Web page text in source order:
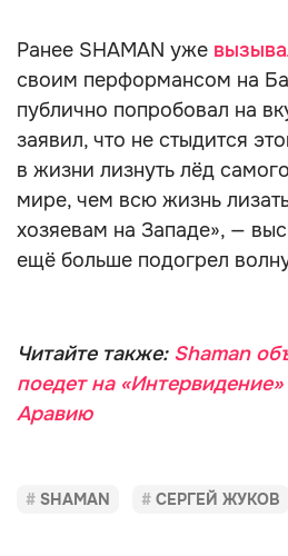
Ранее SHAMAN уже
своим перформансом на
публично попробовал на
заявил, что не стыдится
в жизни лизнуть лёд
мире, чем всю жизнь
хозяевам на Западе», —
ещё больше подогрел
Читайте также: Shaman
поедет на
Аравию
SHAMAN СЕРГЕЙ ЖУКОВ